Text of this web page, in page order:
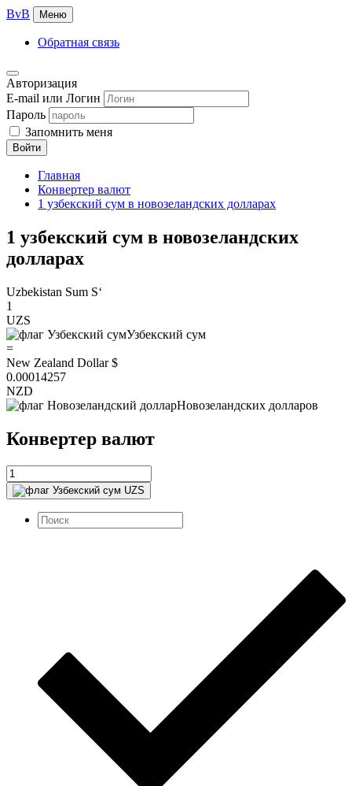
BvB Меню
Обратная связь
Авторизация
E-mail или Логин
Пароль
Запомнить меня
Войти
Главная
Конвертер валют
1 узбекский сум в новозеландских долларах
1 узбекский сум в новозеландских
долларах
Uzbekistan Sum Sʻ
1
UZS
Узбекский сум
=
New Zealand Dollar $
0.00014257
NZD
Новозеландских долларов
Конвертер валют
UZS